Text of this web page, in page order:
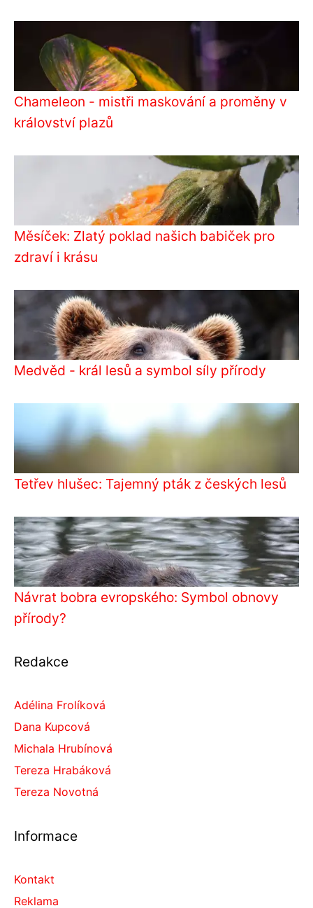
Chameleon - mistři maskování a proměny v
království plazů
Měsíček: Zlatý poklad našich babiček pro
zdraví i krásu
Medvěd - král lesů a symbol síly přírody
Tetřev hlušec: Tajemný pták z českých lesů
Návrat bobra evropského: Symbol obnovy
přírody?
Redakce
Adélina Frolíková
Dana Kupcová
Michala Hrubínová
Tereza Hrabáková
Tereza Novotná
Informace
Kontakt
Reklama